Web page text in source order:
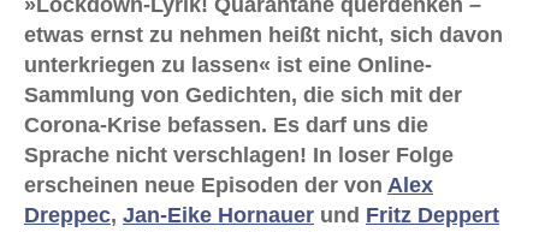
»Lockdown-Lyrik! Quarantäne querdenken –
etwas ernst zu nehmen heißt nicht, sich davon
unterkriegen zu lassen« ist eine Online-
Sammlung von Gedichten, die sich mit der
Corona-Krise befassen. Es darf uns die
Sprache nicht verschlagen! In loser Folge
erscheinen neue Episoden der von Alex
Dreppec, Jan-Eike Hornauer und Fritz Deppert